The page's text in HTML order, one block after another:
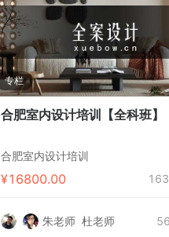
专栏
合肥室内设计培训【全科班】
合肥室内设计培训
¥16800.00
朱老师 杜老师